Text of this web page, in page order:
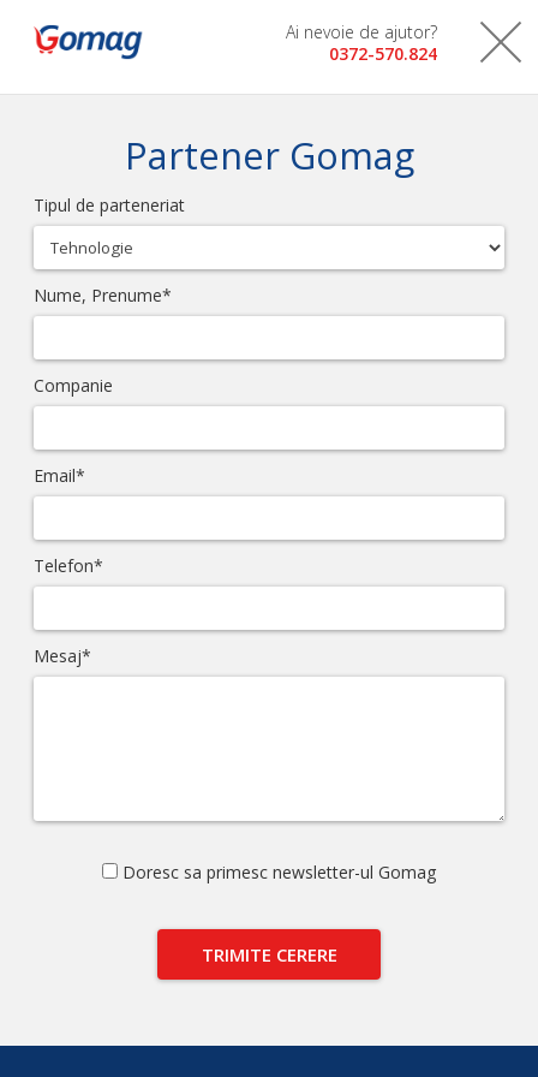
Ai nevoie de ajutor?
0372-570.824
Partener Gomag
Tipul de parteneriat
Nume, Prenume*
Companie
Email*
Telefon*
Mesaj*
Doresc sa primesc newsletter-ul Gomag
TRIMITE CERERE